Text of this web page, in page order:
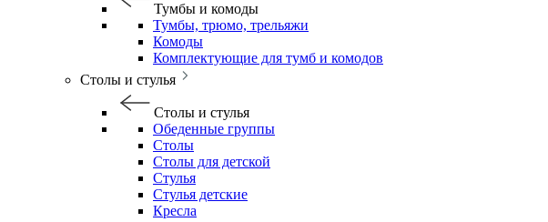
Тумбы и комоды
Тумбы, трюмо, трельяжи
Комоды
Комплектующие для тумб и комодов
Столы и стулья
Столы и стулья
Обеденные группы
Столы
Столы для детской
Стулья
Стулья детские
Кресла